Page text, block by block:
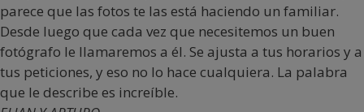
parece que las fotos te las está haciendo un familiar.
Desde luego que cada vez que necesitemos un buen
fotógrafo le llamaremos a él. Se ajusta a tus horarios y a
tus peticiones, y eso no lo hace cualquiera. La palabra
que le describe es increíble.